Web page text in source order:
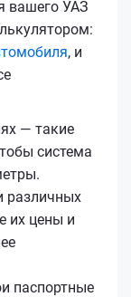
вашего УАЗ
, и
— такие
система
различных
их цены и
паспортные